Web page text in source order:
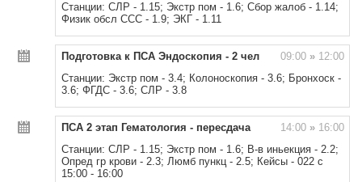
Станции: СЛР - 1.15; Экстр пом - 1.6; Сбор жалоб - 1.14;
Физик обсл ССС - 1.9; ЭКГ - 1.11
Подготовка к ПСА Эндоскопия - 2 чел 09:00 »12:00
Станции: Экстр пом - 3.4; Колоноскопия - 3.6; Бронхоск -
3.6; ФГДС - 3.6; СЛР - 3.8
ПСА 2 этап Гематология - пересдача 14:00 »16:00
Станции: СЛР - 1.15; Экстр пом - 1.6; В-в иньекция - 2.2;
Опред гр крови - 2.3; Люмб пункц - 2.5; Кейсы - 022 с
15:00 - 16:00